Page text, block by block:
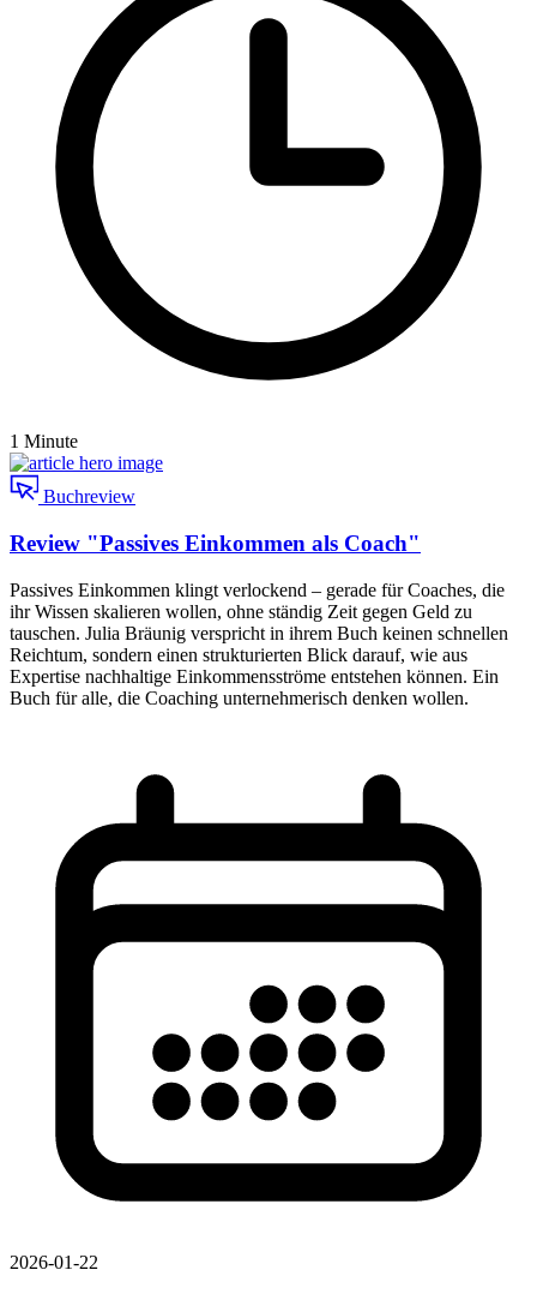
1 Minute
Buchreview
Review "Passives Einkommen als Coach"
Passives Einkommen klingt verlockend – gerade für Coaches, die
ihr Wissen skalieren wollen, ohne ständig Zeit gegen Geld zu
tauschen. Julia Bräunig verspricht in ihrem Buch keinen schnellen
Reichtum, sondern einen strukturierten Blick darauf, wie aus
Expertise nachhaltige Einkommensströme entstehen können. Ein
Buch für alle, die Coaching unternehmerisch denken wollen.
2026-01-22